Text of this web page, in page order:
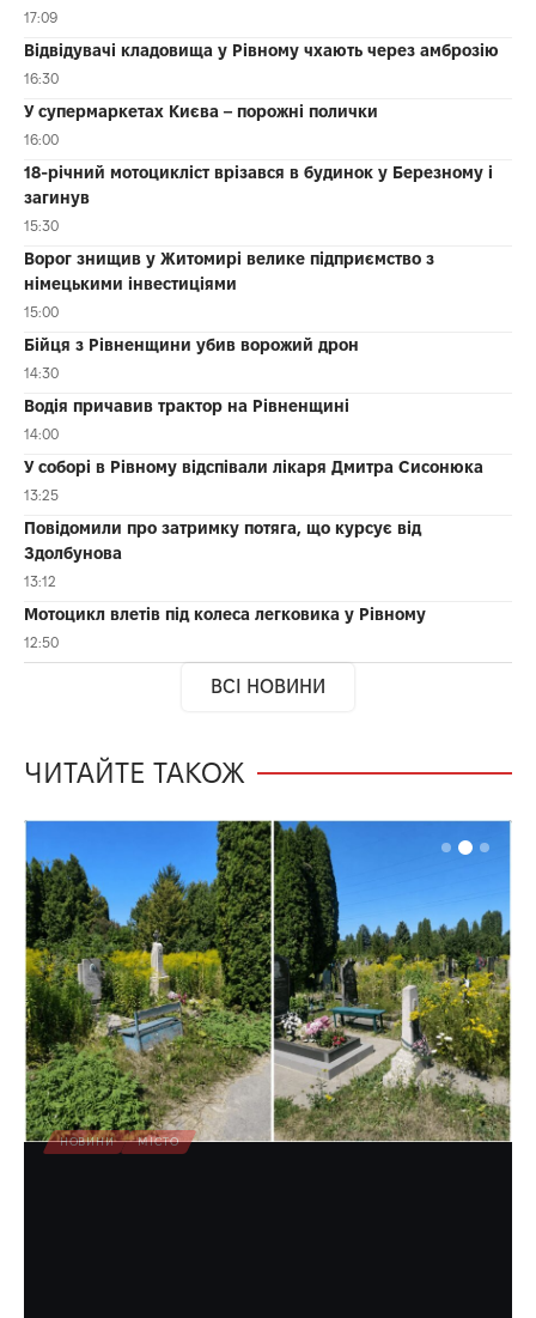
17:09
Відвідувачі кладовища у Рівному чхають через амброзію
16:30
У супермаркетах Києва – порожні полички
16:00
18-річний мотоцикліст врізався в будинок у Березному і
загинув
15:30
Ворог знищив у Житомирі велике підприємство з
німецькими інвестиціями
15:00
Бійця з Рівненщини убив ворожий дрон
14:30
Водія причавив трактор на Рівненщині
14:00
У соборі в Рівному відспівали лікаря Дмитра Сисонюка
13:25
Повідомили про затримку потяга, що курсує від
Здолбунова
13:12
Мотоцикл влетів під колеса легковика у Рівному
12:50
ВСІ НОВИНИ
ЧИТАЙТЕ ТАКОЖ
НОВИНИ МІСТО